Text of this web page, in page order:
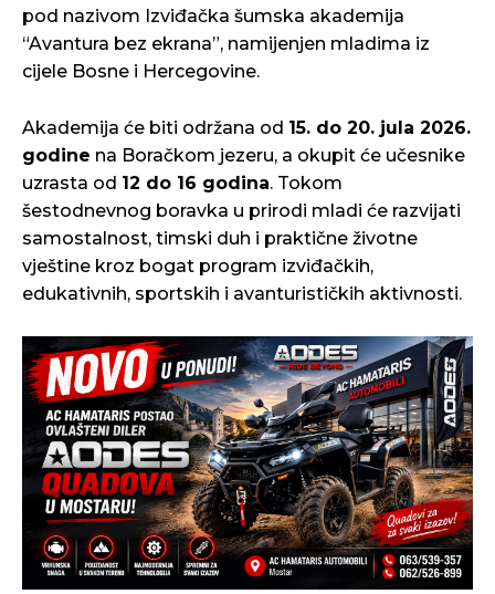
pod nazivom Izviđačka šumska akademija
“Avantura bez ekrana”, namijenjen mladima iz
cijele Bosne i Hercegovine.
Akademija će biti održana od 15. do 20. jula 2026.
godine na Boračkom jezeru, a okupit će učesnike
uzrasta od 12 do 16 godina. Tokom
šestodnevnog boravka u prirodi mladi će razvijati
samostalnost, timski duh i praktične životne
vještine kroz bogat program izviđačkih,
edukativnih, sportskih i avanturističkih aktivnosti.